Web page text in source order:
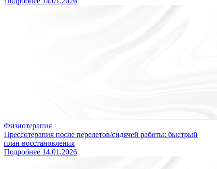
Физиотерапия
Прессотерапия после перелетов/сидячей работы: быстрый
план восстановления
Подробнее 14.01.2026